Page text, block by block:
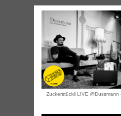
Zuckerstückli LIVE @Dussmann